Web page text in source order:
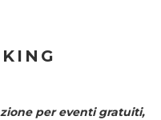
per eventi gratuiti,